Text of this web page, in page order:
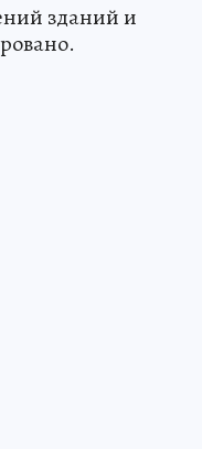
зданий и